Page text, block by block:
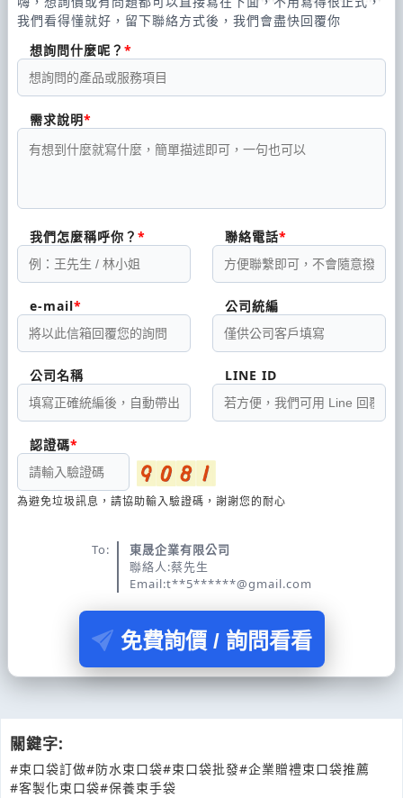
我們看得懂就好，留下聯絡方式後，我們會盡快回覆你
想詢問什麼呢？
需求說明
我們怎麼稱呼你？ 聯絡電話
e-mail 公司統編
公司名稱 LINE ID
認證碼
為避免垃圾訊息，請協助輸入驗證碼，謝謝您的耐心
To:
東晟企業有限公司
聯絡人:蔡先生
Email:t**5******@gmail.com
免費詢價 / 詢問看看
關鍵字:
#束口袋訂做#防水束口袋#束口袋批發#企業贈禮束口袋推薦
#客製化束口袋#保養束手袋